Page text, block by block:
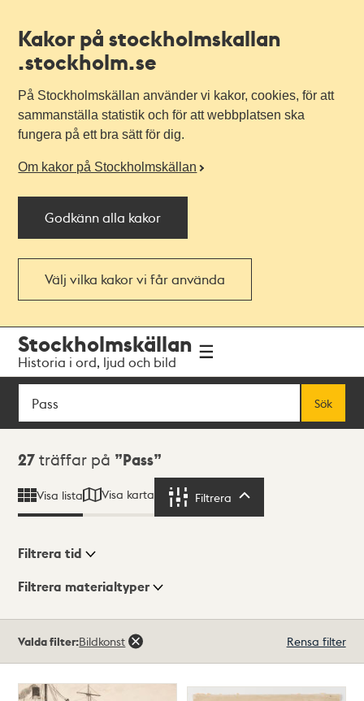
Kakor på stockholmskallan
.stockholm.se
På Stockholmskällan använder vi kakor, cookies, för att
sammanställa statistik och för att webbplatsen ska
fungera på ett bra sätt för dig.
Om kakor på Stockholmskällan
Godkänn alla kakor
Välj vilka kakor vi får använda
navigationen
huvudinnehållet
Stockholmskällan
Historia i ord, ljud och bild
Sök
Sök
Sökresultat
27 träffar på Pass
Visa lista Visa karta Filtrera
Visningsläge
Filtrera tid
Filtrera materialtyper
träffar
Valda filter:Bildkonst Rensa filter